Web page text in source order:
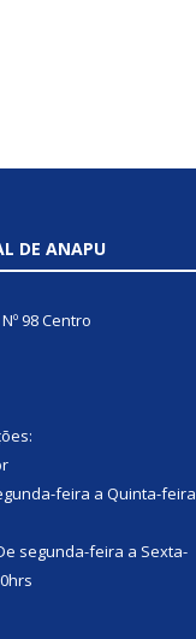
DE ANAPU
98 Centro
feira a Quinta-feira
segunda-feira a Sexta-